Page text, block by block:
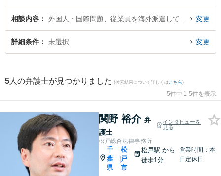
員を海外派遣している経営者・会社のトラブルを今すぐに弁護士に相談した
い』『従業員を海外派遣している経営者・会社のトラブル解決の実績豊富な近
くの弁護士を検索したい』『初回相談無料で従業員を海外派遣している経営
相談内容 変更
詳細条件 未選択 変更
5 人の弁護士が見つかりました (検索結果について詳しくは こちら)
5件中 1-5件を表示
関野 裕介 弁
護士
インタビューを
見る
松戸総合法律事務所
千
葉
県
|
松
戸
市
松戸駅から
徒歩1分
営業時間：本
日定休日